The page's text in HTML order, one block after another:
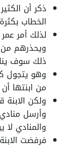
ذكر أن
الخطاب
لذلك أمر
ويحذرهم
ذلك سوف
وهو يتجول
من ابنتها
ولكن
وأرسل
والمنادي لا
فرفضت